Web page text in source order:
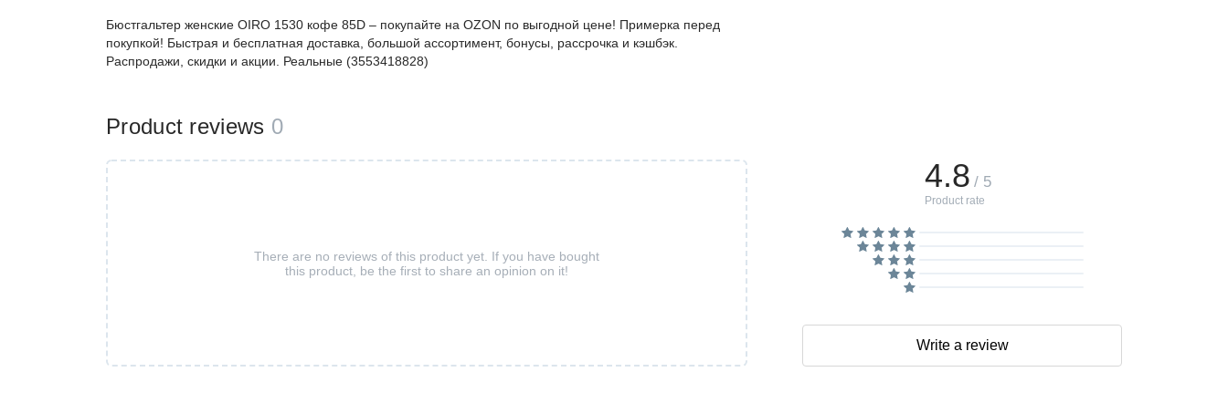
Бюстгальтер женские OIRO 1530 кофе 85D – покупайте на OZON по выгодной цене! Примерка перед
покупкой! Быстрая и бесплатная доставка, большой ассортимент, бонусы, рассрочка и кэшбэк.
Распродажи, скидки и акции. Реальные (3553418828)
Product reviews 0
There are no reviews of this product yet. If you have bought
this product, be the first to share an opinion on it!
4.8 / 5
Product rate
Write a review